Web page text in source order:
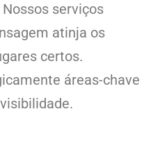
serviços
atinja os
certos.
áreas-chave